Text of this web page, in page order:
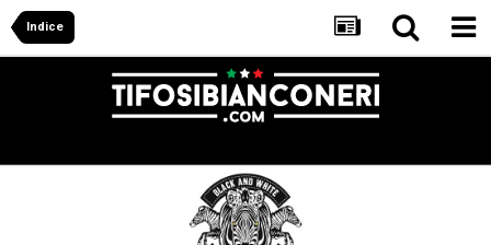
Indice